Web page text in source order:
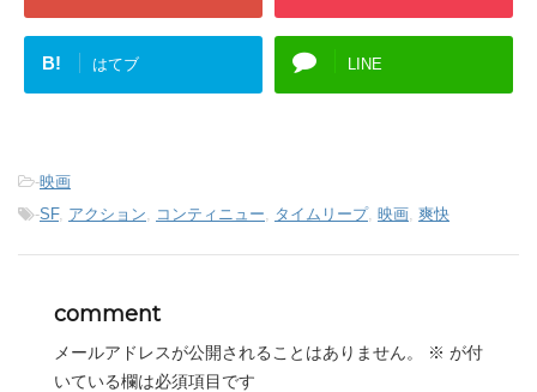
B! はてブ LINE
-映画
-SF, アクション コンティニュー タイムリープ, 映画 爽快
comment
メールアドレスが公開されることはありません。 ※ が付
いている欄は必須項目です